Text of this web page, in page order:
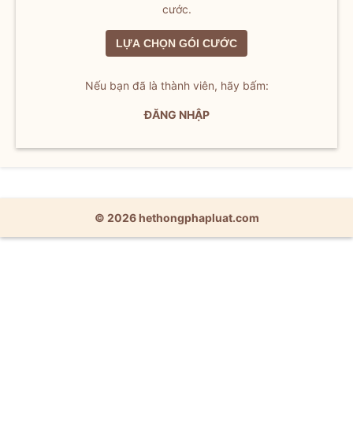
cước.
LỰA CHỌN GÓI CƯỚC
Nếu bạn đã là thành viên, hãy bấm:
ĐĂNG NHẬP
© 2026 hethongphapluat.com